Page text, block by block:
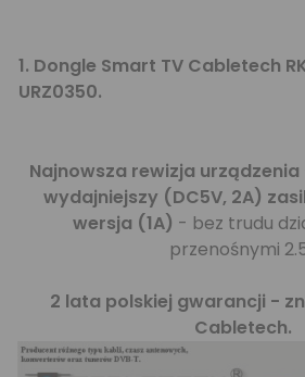
1. Dongle Smart TV Cabletech
URZ0350.
Najnowsza rewizja urządzenia
wydajniejszy (DC5V, 2A)
wersja (1A) - bez trudu
przenośnymi
2 lata polskiej gwarancji -
Cabletech.